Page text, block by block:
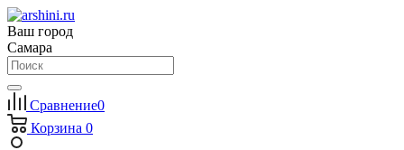
Ваш город
Самара
Сравнение0
Корзина 0